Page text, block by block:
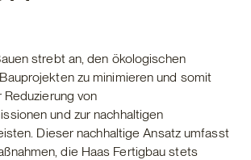
strebt an, den ökologischen
zu minimieren und somit
von
und zur nachhaltigen
Dieser nachhaltige Ansatz umfasst
die Haas Fertigbau stets